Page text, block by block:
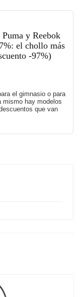
y Reebok
el chollo más
-97%)
el gimnasio o para
mismo hay modelos
que van